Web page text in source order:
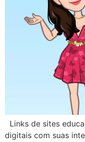
Links de sites
digitais com suas